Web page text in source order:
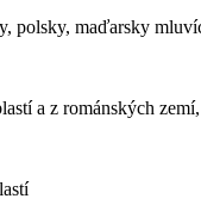
polsky, maďarsky
a z románských